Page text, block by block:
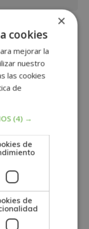
DE POSTGRADO, S.L., CIF:
1 - Bajo C, 43481, La
que nos facilita con el
×
cookies
mejorar la
nuestro
las cookies
de
(4) →
de
de